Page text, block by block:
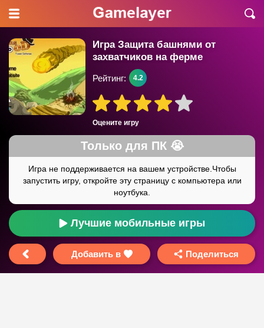
Игра Защита башнями от
захватчиков на ферме
Оцените игру
Рейтинг: 4.2
Лучшие мобильные игры
Добавить в Поделиться